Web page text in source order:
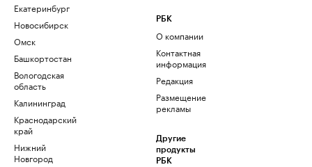
Екатеринбург
Новосибирск
Омск
Башкортостан
Вологодская
область
Калининград
Краснодарский
край
Нижний
Новгород
РБК
О компании
Контактная
информация
Редакция
Размещение
рекламы
Другие
продукты
РБК